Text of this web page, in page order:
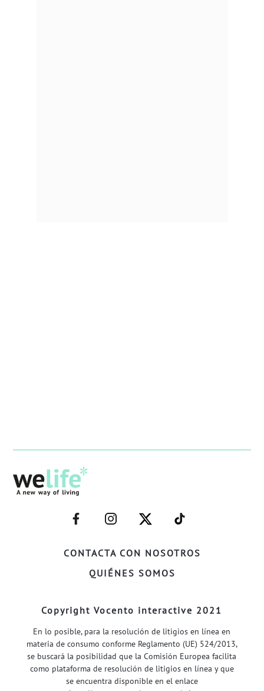
CONTACTA CON NOSOTROS
QUIÉNES SOMOS
–
FACEBOOK–
–
INSTAGRAM–
–
TWITTER–
–
WELIFE–
Copyright Vocento interactive 2021
En lo posible, para la resolución de litigios en línea en
materia de consumo conforme Reglamento (UE) 524/2013,
se buscará la posibilidad que la Comisión Europea facilita
como plataforma de resolución de litigios en línea y que
se encuentra disponible en el enlace